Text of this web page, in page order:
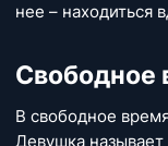
нее – находиться
Свободное
В свободное
Девушка